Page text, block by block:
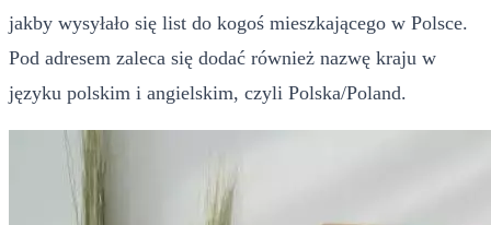
jakby wysyłało się list do kogoś mieszkającego w Polsce.
Pod adresem zaleca się dodać również nazwę kraju w
języku polskim i angielskim, czyli Polska/Poland.